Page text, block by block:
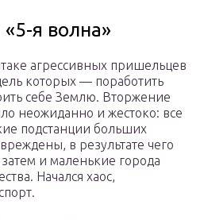
я волна»
агрессивных пришельцев
которых — поработить
себе Землю. Вторжение
неожиданно и жестоко: все
подстанции больших
в результате чего
и маленькие города
Начался хаос,